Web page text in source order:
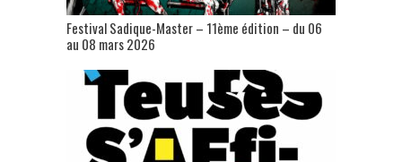
Festival Sadique-Master – 11ème édition – du 06
au 08 mars 2026